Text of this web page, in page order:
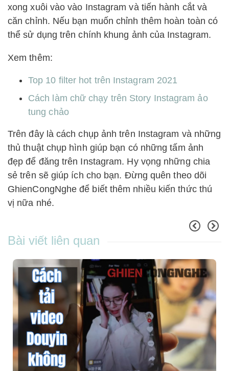
xong xuôi vào vào Instagram và tiến hành cắt và
căn chỉnh. Nếu bạn muốn chỉnh thêm hoàn toàn có
thể sử dụng trên chính khung ảnh của Instagram.
Xem thêm:
Top 10 filter hot trên Instagram 2021
Cách làm chữ chạy trên Story Instagram ảo
tung chảo
Trên đây là cách chụp ảnh trên Instagram và những
thủ thuật chụp hình giúp bạn có những tấm ảnh
đẹp để đăng trên Instagram. Hy vọng những chia
sẻ trên sẽ giúp ích cho bạn. Đừng quên theo dõi
GhienCongNghe để biết thêm nhiều kiến thức thú
vị nữa nhé.
Bài viết liên quan